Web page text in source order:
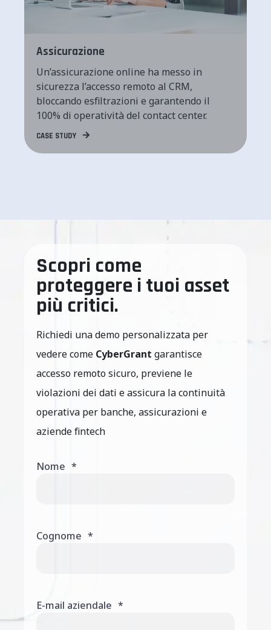
Assicurazione
Un’assicurazione online ha messo in
sicurezza l’accesso remoto al CRM,
bloccando esfiltrazioni e garantendo il
100% di operatività del contact center.
CASE STUDY
Scopri come
proteggere i tuoi asset
più critici.
Richiedi una demo personalizzata per
vedere come CyberGrant garantisce
accesso remoto sicuro, previene le
violazioni dei dati e assicura la continuità
operativa per banche, assicurazioni e
aziende fintech
Nome *
Cognome *
E-mail aziendale *